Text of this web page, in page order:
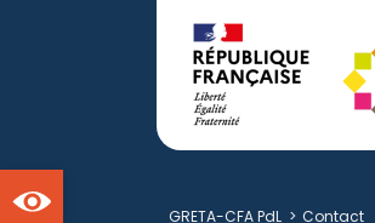
GRETA-CFA PdL > Contact
Ouvrir la barre d'outils